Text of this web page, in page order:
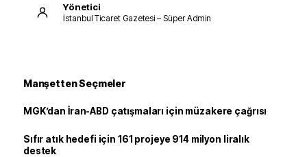
Yönetici
İstanbul Ticaret Gazetesi – Süper Admin
Manşetten Seçmeler
MGK’dan İran-ABD çatışmaları için müzakere çağrısı
Sıfır atık hedefi için 161 projeye 914 milyon liralık
destek